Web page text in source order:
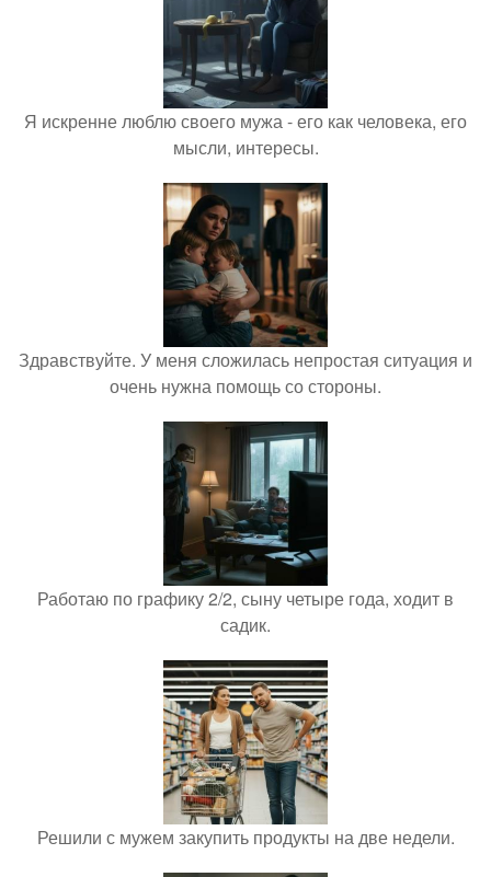
Я искренне люблю своего мужа - его как человека, его
мысли, интересы.
Здравствуйте. У меня сложилась непростая ситуация и
очень нужна помощь со стороны.
Работаю по графику 2/2, сыну четыре года, ходит в
садик.
Решили с мужем закупить продукты на две недели.